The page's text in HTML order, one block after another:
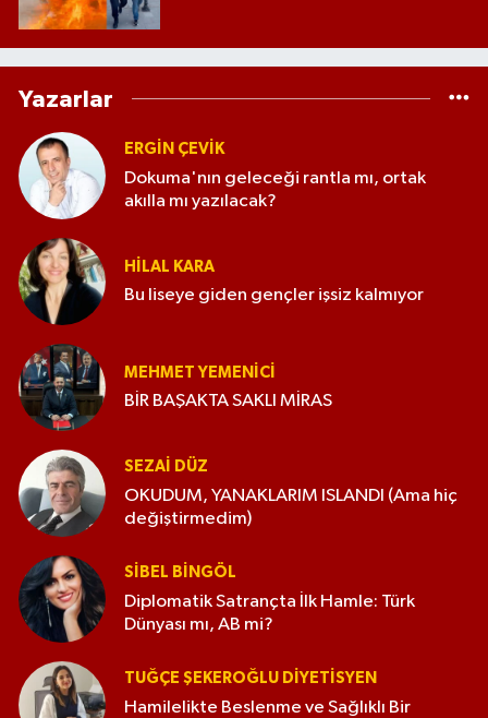
Yazarlar
ERGIN ÇEVİK
Dokuma'nın geleceği rantla mı, ortak
akılla mı yazılacak?
HILAL KARA
Bu liseye giden gençler işsiz kalmıyor
MEHMET YEMENICI
BİR BAŞAKTA SAKLI MİRAS
SEZAI DÜZ
OKUDUM, YANAKLARIM ISLANDI (Ama hiç
değiştirmedim)
SIBEL BINGÖL
Diplomatik Satrançta İlk Hamle: Türk
Dünyası mı, AB mi?
TUĞÇE ŞEKEROĞLU DIYETISYEN
Hamilelikte Beslenme ve Sağlıklı Bir